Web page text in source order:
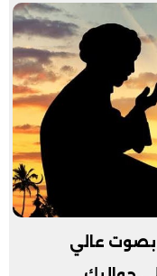
بصوت عالي